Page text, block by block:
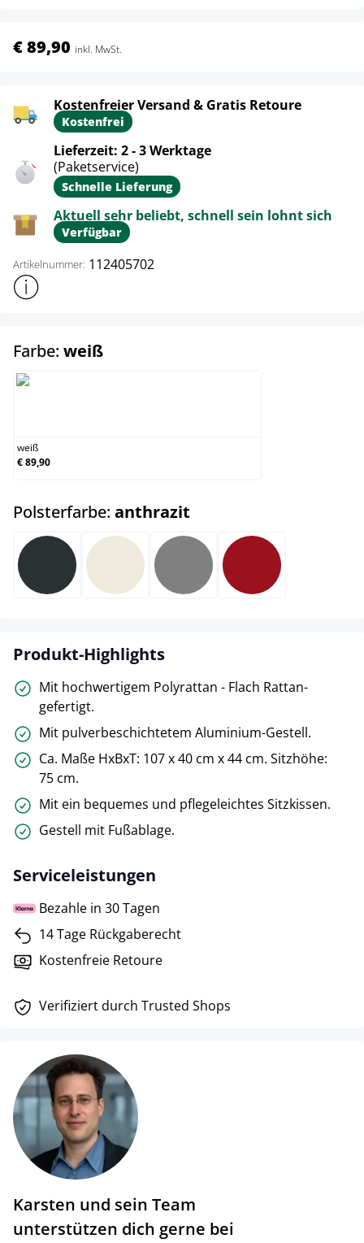
€ 89,90 inkl. MwSt.
Kostenfreier Versand & Gratis Retoure
Kostenfrei
Lieferzeit: 2 - 3 Werktage
(Paketservice)
Schnelle Lieferung
Aktuell sehr beliebt, schnell sein lohnt sich
Verfügbar
Artikelnummer: 112405702
Weitere Produktinformationen anzeigen
Farbe: weißauswählen
weiß
€ 89,90
Polsterfarbe: anthrazit
anthrazit cremeweiß eisengrau rubinrot
Produkt-Highlights
Mit hochwertigem Polyrattan - Flach Rattan-
gefertigt.
Mit pulverbeschichtetem Aluminium-Gestell.
Ca. Maße HxBxT: 107 x 40 cm x 44 cm. Sitzhöhe:
75 cm.
Mit ein bequemes und pflegeleichtes Sitzkissen.
Gestell mit Fußablage.
Serviceleistungen
Bezahle in 30 Tagen
14 Tage Rückgaberecht
Kostenfreie Retoure
Verifiziert durch Trusted Shops
Karsten und sein Team
unterstützen dich gerne bei